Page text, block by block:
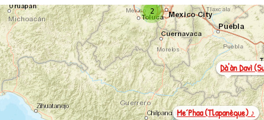
2
Me´phaa (tlapanèque) ♪
Dà'àn Davì